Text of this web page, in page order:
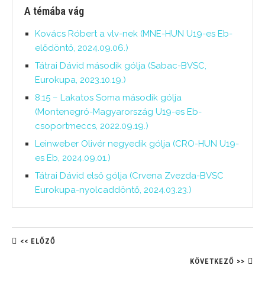
A témába vág
Kovács Róbert a vlv-nek (MNE-HUN U19-es Eb-
elődöntő, 2024.09.06.)
Tátrai Dávid második gólja (Sabac-BVSC,
Eurokupa, 2023.10.19.)
8:15 – Lakatos Soma második gólja
(Montenegró-Magyarország U19-es Eb-
csoportmeccs, 2022.09.19.)
Leinweber Olivér negyedik gólja (CRO-HUN U19-
es Eb, 2024.09.01.)
Tátrai Dávid első gólja (Crvena Zvezda-BVSC
Eurokupa-nyolcaddöntő, 2024.03.23.)
<< ELŐZŐ
KÖVETKEZŐ >>